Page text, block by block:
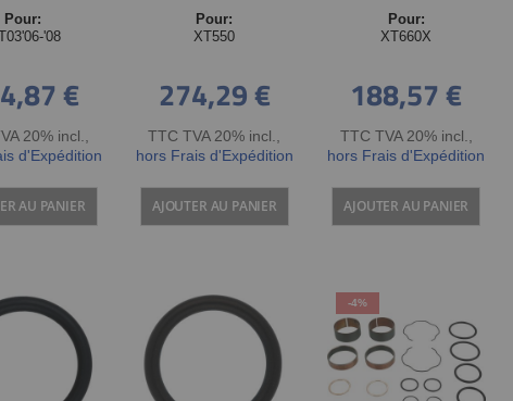
Pour:
'08
€
20% incl.
d'Expédition
AU PANIER
Pour:
XT550
274,29 €
TTC TVA 20% incl.
hors Frais d'Expédition
AJOUTER AU PANIER
Pour:
XT660X
188,57 €
TTC TVA 20% incl.
hors Frais d'Expédition
AJOUTER AU PANIER
-4%